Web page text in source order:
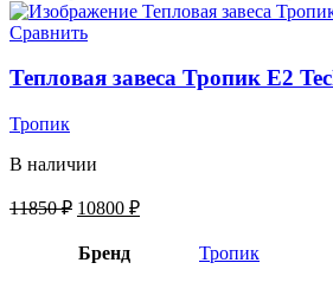
Сравнить
Тепловая завеса Тропик E2
Тропик
В наличии
11850₽ 10800 ₽
Бренд Тропик